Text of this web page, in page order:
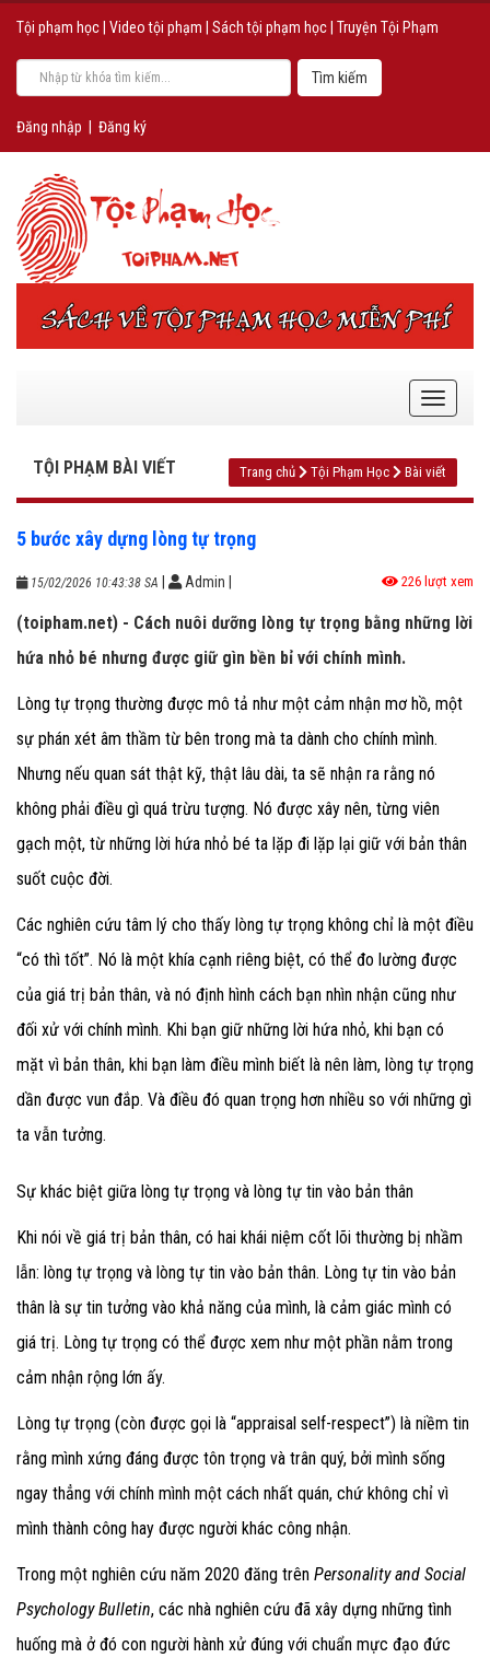
Tội phạm học Video tội phạm Sách tội phạm học Truyện Tội Phạm
Đăng nhập Đăng ký
TỘI PHẠM BÀI VIẾT Trang chủ Tội Phạm Học Bài viết
5 bước xây dựng lòng tự trọng
15/02/2026 10:43:38 SA Admin 226 lượt xem
(toipham.net) - Cách nuôi dưỡng lòng tự trọng bằng những lời
hứa nhỏ bé nhưng được giữ gìn bền bỉ với chính mình.
Lòng tự trọng thường được mô tả như một cảm nhận mơ hồ, một
sự phán xét âm thầm từ bên trong mà ta dành cho chính mình.
Nhưng nếu quan sát thật kỹ, thật lâu dài, ta sẽ nhận ra rằng nó
không phải điều gì quá trừu tượng. Nó được xây nên, từng viên
gạch một, từ những lời hứa nhỏ bé ta lặp đi lặp lại giữ với bản thân
suốt cuộc đời.
Các nghiên cứu tâm lý cho thấy lòng tự trọng không chỉ là một điều
“có thì tốt”. Nó là một khía cạnh riêng biệt, có thể đo lường được
của giá trị bản thân, và nó định hình cách bạn nhìn nhận cũng như
đối xử với chính mình. Khi bạn giữ những lời hứa nhỏ, khi bạn có
mặt vì bản thân, khi bạn làm điều mình biết là nên làm, lòng tự trọng
dần được vun đắp. Và điều đó quan trọng hơn nhiều so với những gì
ta vẫn tưởng.
Sự khác biệt giữa lòng tự trọng và lòng tự tin vào bản thân
Khi nói về giá trị bản thân, có hai khái niệm cốt lõi thường bị nhầm
lẫn: lòng tự trọng và lòng tự tin vào bản thân. Lòng tự tin vào bản
thân là sự tin tưởng vào khả năng của mình, là cảm giác mình có
giá trị. Lòng tự trọng có thể được xem như một phần nằm trong
cảm nhận rộng lớn ấy.
Lòng tự trọng (còn được gọi là “appraisal self-respect”) là niềm tin
rằng mình xứng đáng được tôn trọng và trân quý, bởi mình sống
ngay thẳng với chính mình một cách nhất quán, chứ không chỉ vì
mình thành công hay được người khác công nhận.
Trong một nghiên cứu năm 2020 đăng trên Personality and Social
Psychology Bulletin, các nhà nghiên cứu đã xây dựng những tình
huống mà ở đó con người hành xử đúng với chuẩn mực đạo đức